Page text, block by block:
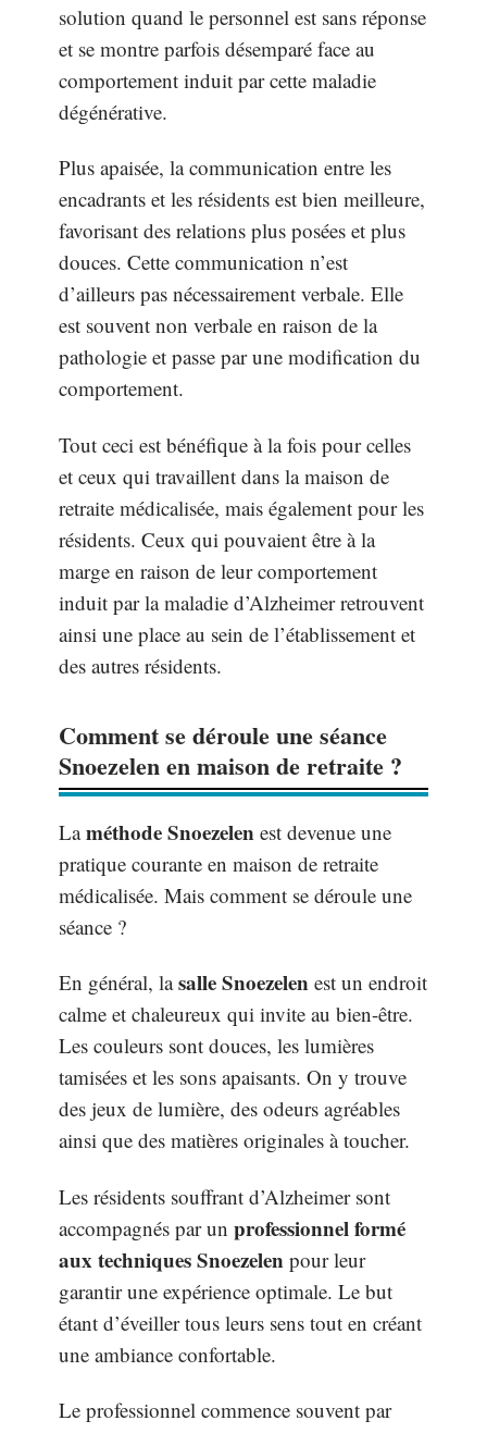
solution quand le personnel est sans réponse
et se montre parfois désemparé face au
comportement induit par cette maladie
dégénérative.
Plus apaisée, la communication entre les
encadrants et les résidents est bien meilleure,
favorisant des relations plus posées et plus
douces. Cette communication n’est
d’ailleurs pas nécessairement verbale. Elle
est souvent non verbale en raison de la
pathologie et passe par une modification du
comportement.
Tout ceci est bénéfique à la fois pour celles
et ceux qui travaillent dans la maison de
retraite médicalisée, mais également pour les
résidents. Ceux qui pouvaient être à la
marge en raison de leur comportement
induit par la maladie d’Alzheimer retrouvent
ainsi une place au sein de l’établissement et
des autres résidents.
Comment se déroule une séance
Snoezelen en maison de retraite ?
Laméthode Snoezelen est devenue une
pratique courante en maison de retraite
médicalisée. Mais comment se déroule une
séance ?
En général, lasalle Snoezelen est un endroit
calme et chaleureux qui invite au bien-être.
Les couleurs sont douces, les lumières
tamisées et les sons apaisants. On y trouve
des jeux de lumière, des odeurs agréables
ainsi que des matières originales à toucher.
Les résidents souffrant d’Alzheimer sont
accompagnés par un professionnel formé
aux techniques Snoezelen pour leur
garantir une expérience optimale. Le but
étant d’éveiller tous leurs sens tout en créant
une ambiance confortable.
Le professionnel commence souvent par